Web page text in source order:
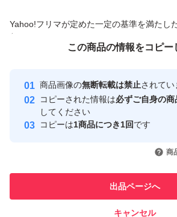
Yahoo!フリマが定めた一定の基準を満たし
付与しています
安心取引出品者
心・安全な
取引実績
引を完了さ
での取引実
この商品の情報をコピー
商品画像の無断転載は禁止されてい
コピーされた情報は必ずご自身の
してください
コピーは1商品につき1回です
商
出品ページへ
キャンセル
この商品をみている人にオススメ